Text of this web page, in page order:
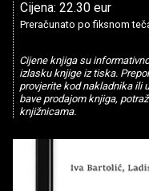
Cijena: 22.30 eur
Preračunato po fiksnom
Cijene knjiga su
izlasku knjige iz tiska.
provjerite kod nakladnika ili
bave prodajom knjiga,
knjižnicama.